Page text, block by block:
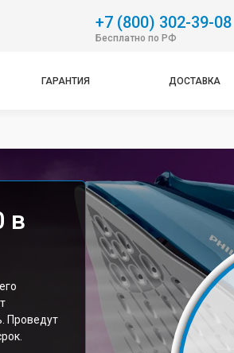
+7 (800) 302-39-08
Бесплатно по РФ
ГАРАНТИЯ ДОСТАВКА
в
Проведут